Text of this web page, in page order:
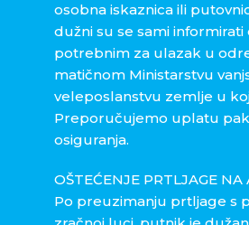
osobna iskaznica ili
dužni su se sami
potrebnim za ulazak u
matičnom Ministarstvu
veleposlanstvu zemlje u
Preporučujemo uplatu
osiguranja.
OŠTEĆENJE PRTLJAGE
Po preuzimanju prtljage s